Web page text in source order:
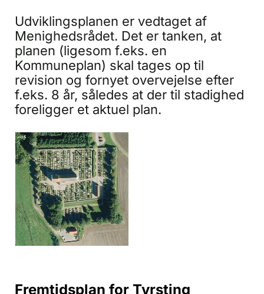
Udviklingsplanen er vedtaget af
Menighedsrådet. Det er tanken, at
planen (ligesom f.eks. en
Kommuneplan) skal tages op til
revision og fornyet overvejelse efter
f.eks. 8 år, således at der til stadighed
foreligger et aktuel plan.
Fremtidsplan for Tyrsting